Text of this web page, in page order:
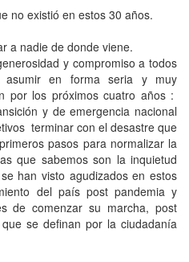
no existió en estos 30 años.
a nadie de donde viene.
y compromiso a todos
asumir en forma seria y muy
por los próximos cuatro años :
y de emergencia nacional
terminar con el desastre que
pasos para normalizar la
que sabemos son la inquietud
han visto agudizados en estos
del país post pandemia y
de comenzar su marcha, post
se definan por la ciudadanía